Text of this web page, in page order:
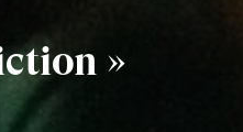
»